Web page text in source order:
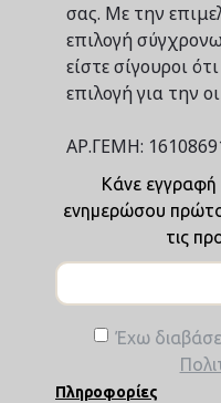
σας. Με την
επιλογή
είστε σίγουροι
επιλογή για την
ΑΡ.ΓΕΜΗ:
Κάνε εγγραφή
ενημερώσου
τις
Έχω
Πληροφορίες